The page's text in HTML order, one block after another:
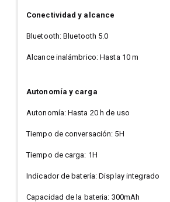
Conectividad y alcance
Bluetooth: Bluetooth 5.0
Alcance inalámbrico: Hasta 10 m
Autonomía y carga
Autonomía: Hasta 20 h de uso
Tiempo de conversación: 5H
Tiempo de carga: 1H
Indicador de batería: Display integrado
Capacidad de la bateria: 300mAh